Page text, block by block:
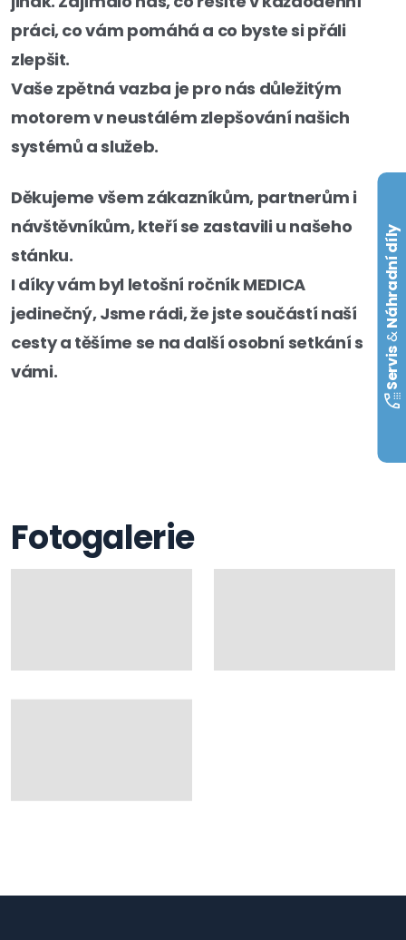
práci, co vám pomáhá a co byste si přáli
zlepšit.
Vaše zpětná vazba je pro nás důležitým
motorem v neustálém zlepšování našich
systémů a služeb.
Děkujeme všem zákazníkům, partnerům i
návštěvníkům, kteří se zastavili u našeho
stánku.
I díky vám byl letošní ročník MEDICA
jedinečný, Jsme rádi, že jste součástí naší
cesty a těšíme se na další osobní setkání s
vámi.
Fotogalerie
Servis
&
Náhradní díly